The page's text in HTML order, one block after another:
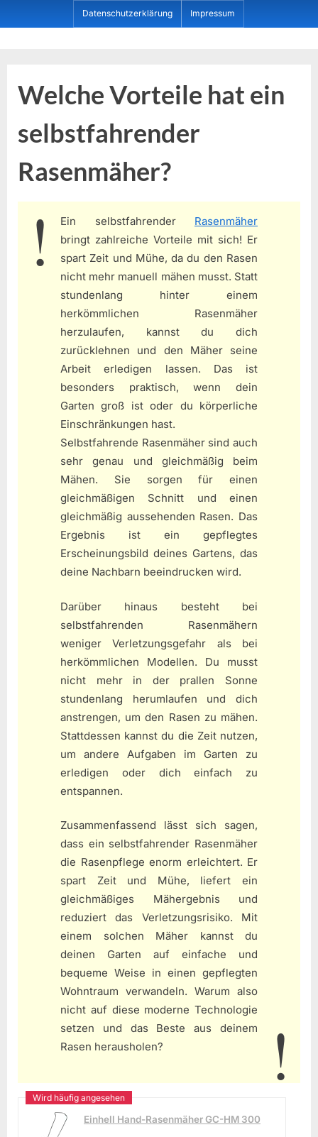
to
Datenschutzerklärung Impressum
Welche Vorteile hat ein
selbstfahrender
Rasenmäher?
Ein selbstfahrender Rasenmäher
bringt zahlreiche Vorteile mit sich! Er
spart Zeit und Mühe, da du den Rasen
nicht mehr manuell mähen musst. Statt
stundenlang hinter einem
herkömmlichen Rasenmäher
herzulaufen, kannst du dich
zurücklehnen und den Mäher seine
Arbeit erledigen lassen. Das ist
besonders praktisch, wenn dein
Garten groß ist oder du körperliche
Einschränkungen hast.
Selbstfahrende Rasenmäher sind auch
sehr genau und gleichmäßig beim
Mähen. Sie sorgen für einen
gleichmäßigen Schnitt und einen
gleichmäßig aussehenden Rasen. Das
Ergebnis ist ein gepflegtes
Erscheinungsbild deines Gartens, das
deine Nachbarn beeindrucken wird.
Darüber hinaus besteht bei
selbstfahrenden Rasenmähern
weniger Verletzungsgefahr als bei
herkömmlichen Modellen. Du musst
nicht mehr in der prallen Sonne
stundenlang herumlaufen und dich
anstrengen, um den Rasen zu mähen.
Stattdessen kannst du die Zeit nutzen,
um andere Aufgaben im Garten zu
erledigen oder dich einfach zu
entspannen.
Zusammenfassend lässt sich sagen,
dass ein selbstfahrender Rasenmäher
die Rasenpflege enorm erleichtert. Er
spart Zeit und Mühe, liefert ein
gleichmäßiges Mähergebnis und
reduziert das Verletzungsrisiko. Mit
einem solchen Mäher kannst du
deinen Garten auf einfache und
bequeme Weise in einen gepflegten
Wohntraum verwandeln. Warum also
nicht auf diese moderne Technologie
setzen und das Beste aus deinem
Rasen herausholen?
Einhell Hand-Rasenmäher GC-HM 300